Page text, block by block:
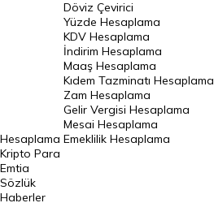
İsveç Kronu Kuru
Japon Yeni Kuru
Serbest Piyasa Döviz Kurları
Merkez Bankası Döviz Kurları
Altın Fiyatları
Gram Altın Fiyatı
Çeyrek Altın Fiyatı
Hesaplama
Döviz Çevirici
Yüzde Hesaplama
KDV Hesaplama
İndirim Hesaplama
Maaş Hesaplama
Kıdem Tazminatı Hesaplama
Zam Hesaplama
Gelir Vergisi Hesaplama
Mesai Hesaplama
Emeklilik Hesaplama
Kripto Para
Emtia
Sözlük
Haberler